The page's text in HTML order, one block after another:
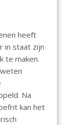
heeft
in staat zijn
te maken.
Na
kan het